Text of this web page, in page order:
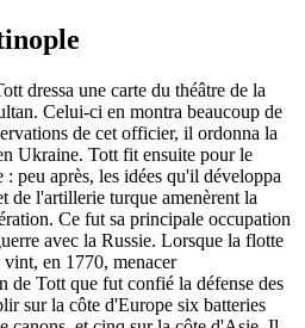
dressa une carte du théâtre de la
Celui-ci en montra beaucoup de
de cet officier, il ordonna la
Ukraine. Tott fit ensuite pour le
: peu après, les idées qu'il développa
de l'artillerie turque amenèrent la
Ce fut sa principale occupation
avec la Russie. Lorsque la flotte
en 1770, menacer
de Tott que fut confié la défense des
sur la côte d'Europe six batteries